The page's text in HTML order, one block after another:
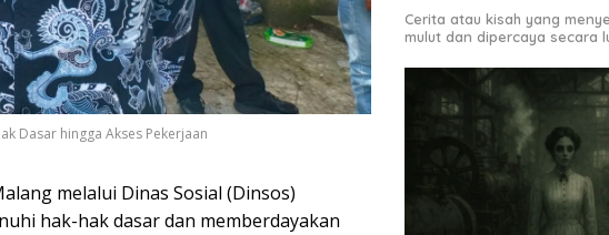
Dasar hingga Akses Pekerjaan
melalui Dinas Sosial (Dinsos)
hak-hak dasar dan memberdayakan
Cerita atau kisah yang
mulut dan dipercaya secara